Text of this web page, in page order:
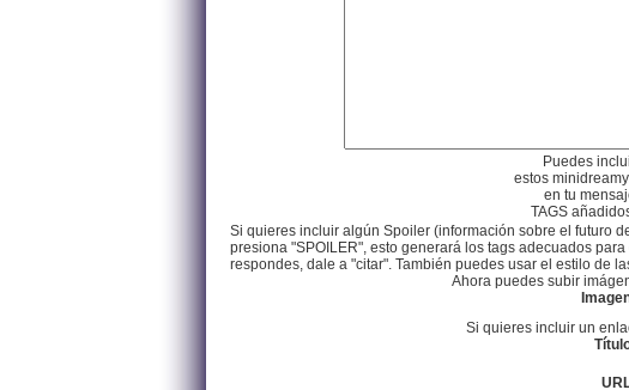
Puedes
estos
en tu
TAGS
Si quieres incluir algún Spoiler (información sobre el futuro
presiona "SPOILER", esto generará los tags adecuados
respondes, dale a "citar". También puedes usar el estilo de
Ahora puedes subir
Si quieres incluir un